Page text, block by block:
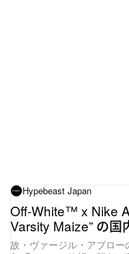
Hypebeast Japan
Off-White™ x Nike
Varsity Maize” の国
故・ヴァージル・アブロー